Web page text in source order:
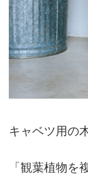
キャベツ用の
「観葉植物を